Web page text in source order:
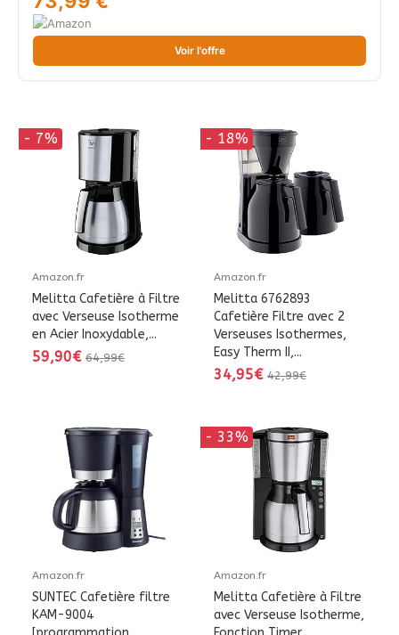
Voir l'offre
- 7%
Amazon.fr
Melitta Cafetière à Filtre
avec Verseuse Isotherme
en Acier Inoxydable,...
59,90€ 64,99€
- 18%
Amazon.fr
Melitta 6762893
Cafetière Filtre avec 2
Verseuses Isothermes,
Easy Therm II,...
34,95€ 42,99€
Amazon.fr
SUNTEC Cafetière filtre
KAM-9004
- 33%
Amazon.fr
Melitta Cafetière à Filtre
avec Verseuse Isotherme,